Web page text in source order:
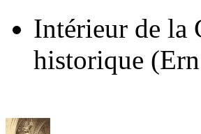
Intérieur de la
historique